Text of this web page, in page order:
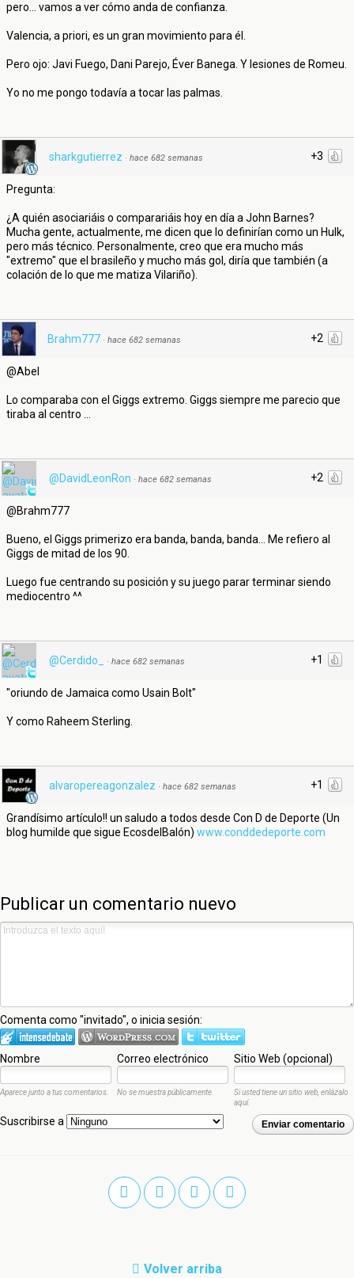
pero... vamos a ver cómo anda de confianza.
Valencia, a priori, es un gran movimiento para él.
Pero ojo: Javi Fuego, Dani Parejo, Éver Banega. Y lesiones de Romeu.
Yo no me pongo todavía a tocar las palmas.
+3
sharkgutierrez · hace 682 semanas
Pregunta:
¿A quién asociariáis o comparariáis hoy en día a John Barnes?
Mucha gente, actualmente, me dicen que lo definirían como un Hulk,
pero más técnico. Personalmente, creo que era mucho más
"extremo" que el brasileño y mucho más gol, diría que también (a
colación de lo que me matiza Vilariño).
+2
Brahm777 · hace 682 semanas
@Abel
Lo comparaba con el Giggs extremo. Giggs siempre me parecio que
tiraba al centro ...
+2
@DavidLeonRon · hace 682 semanas
@Brahm777
Bueno, el Giggs primerizo era banda, banda, banda... Me refiero al
Giggs de mitad de los 90.
Luego fue centrando su posición y su juego parar terminar siendo
mediocentro ^^
+1
@Cerdido_ · hace 682 semanas
"oriundo de Jamaica como Usain Bolt"
Y como Raheem Sterling.
+1
alvaropereagonzalez · hace 682 semanas
Grandísimo artículo!! un saludo a todos desde Con D de Deporte (Un
blog humilde que sigue EcosdelBalón) www.conddedeporte.com
Publicar un comentario nuevo
Comenta como "invitado", o inicia sesión:
Nombre Correo electrónico Sitio Web (opcional)
Aparece junto a tus comentarios. No se muestra públicamente.
Si usted tiene un sitio web, enlázalo
aquí.
Enviar comentario
Suscribirse a
Volver arriba